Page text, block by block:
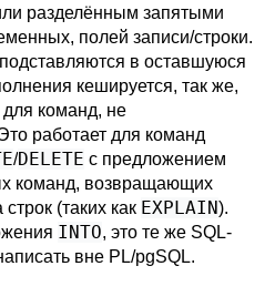
разделённым запятыми
полей записи/строки.
подставляются в оставшуюся
кешируется, так же,
команд, не
работает для команд
/DELETE с предложением
команд, возвращающих
(таких как EXPLAIN).
INTO, это те же SQL-
вне PL/pgSQL.